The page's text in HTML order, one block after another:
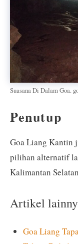
Suasana Di Dalam Goa.
Penutup
Goa Liang Kantin
pilihan alternatif
Kalimantan
Artikel
Goa Liang